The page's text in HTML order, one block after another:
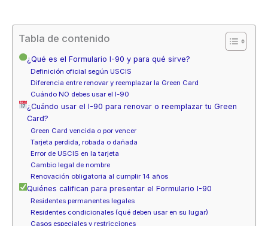
Tabla de contenido
¿Qué es el Formulario I-90 y para qué sirve?
Definición oficial según USCIS
Diferencia entre renovar y reemplazar la Green Card
Cuándo NO debes usar el I-90
¿Cuándo usar el I-90 para renovar o reemplazar tu Green
Card?
Green Card vencida o por vencer
Tarjeta perdida, robada o dañada
Error de USCIS en la tarjeta
Cambio legal de nombre
Renovación obligatoria al cumplir 14 años
Quiénes califican para presentar el Formulario I-90
Residentes permanentes legales
Residentes condicionales (qué deben usar en su lugar)
Casos especiales y restricciones